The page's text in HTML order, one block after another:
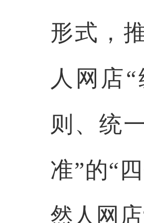
形式，
人网店
则、统
准”的“
然人网